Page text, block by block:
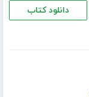
دانلود کتاب